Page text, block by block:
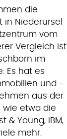
die
Niederursel
vom
Vergleich ist
im
Es hat es
und -
aus der
wie etwa die
& Young, IBM,
mehr.